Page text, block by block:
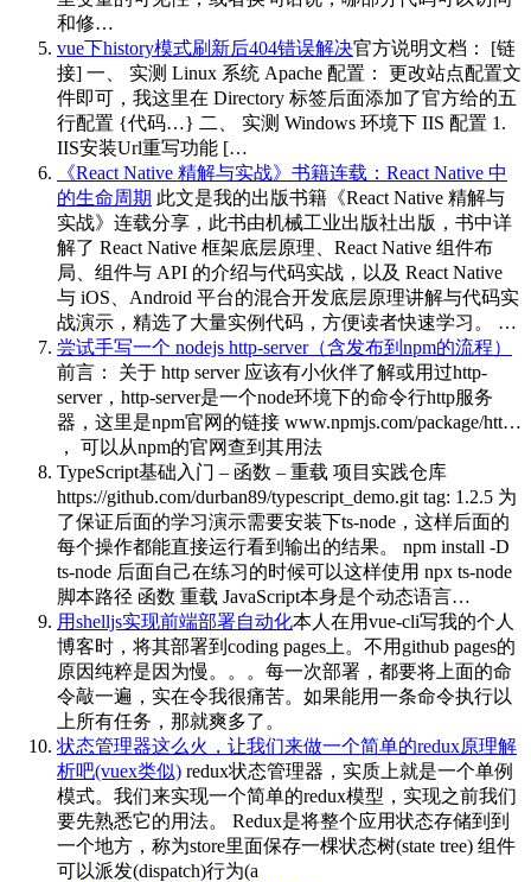
和修…
vue下history模式刷新后404错误解决官方说明文档： [链
接] 一、 实测 Linux 系统 Apache 配置： 更改站点配置文
件即可，我这里在 Directory 标签后面添加了官方给的五
行配置 {代码…} 二、 实测 Windows 环境下 IIS 配置 1.
IIS安装Url重写功能 […
《React Native 精解与实战》书籍连载：React Native 中
的生命周期 此文是我的出版书籍《React Native 精解与
实战》连载分享，此书由机械工业出版社出版，书中详
解了 React Native 框架底层原理、React Native 组件布
局、组件与 API 的介绍与代码实战，以及 React Native
与 iOS、Android 平台的混合开发底层原理讲解与代码实
战演示，精选了大量实例代码，方便读者快速学习。 …
尝试手写一个 nodejs http-server（含发布到npm的流程）
前言： 关于 http server 应该有小伙伴了解或用过http-
server，http-server是一个node环境下的命令行http服务
器，这里是npm官网的链接 www.npmjs.com/package/htt…
， 可以从npm的官网查到其用法
TypeScript基础入门 – 函数 – 重载 项目实践仓库
https://github.com/durban89/typescript_demo.git tag: 1.2.5 为
了保证后面的学习演示需要安装下ts-node，这样后面的
每个操作都能直接运行看到输出的结果。 npm install -D
ts-node 后面自己在练习的时候可以这样使用 npx ts-node
脚本路径 函数 重载 JavaScript本身是个动态语言…
用shelljs实现前端部署自动化本人在用vue-cli写我的个人
博客时，将其部署到coding pages上。不用github pages的
原因纯粹是因为慢。。。每一次部署，都要将上面的命
令敲一遍，实在令我很痛苦。如果能用一条命令执行以
上所有任务，那就爽多了。
状态管理器这么火，让我们来做一个简单的redux原理解
析吧(vuex类似) redux状态管理器，实质上就是一个单例
模式。我们来实现一个简单的redux模型，实现之前我们
要先熟悉它的用法。 Redux是将整个应用状态存储到到
一个地方，称为store里面保存一棵状态树(state tree) 组件
可以派发(dispatch)行为(a